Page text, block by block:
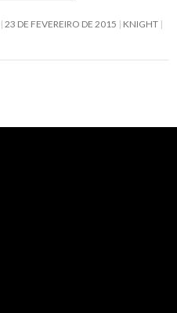
23 DE FEVEREIRO DE 2015
KNIGHT